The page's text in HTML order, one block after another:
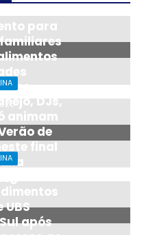
para
DJs,
animam
de
final
UBS
após